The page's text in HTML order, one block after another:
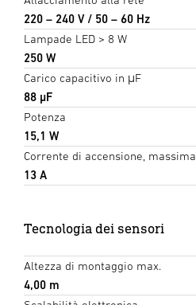
220 – 240 V / 50 – 60 Hz
Lampade LED > 8 W
250 W
Carico capacitivo in μF
88 µF
Potenza
15,1 W
Corrente di accensione, massima
13 A
Tecnologia dei sensori
Altezza di montaggio max.
4,00 m